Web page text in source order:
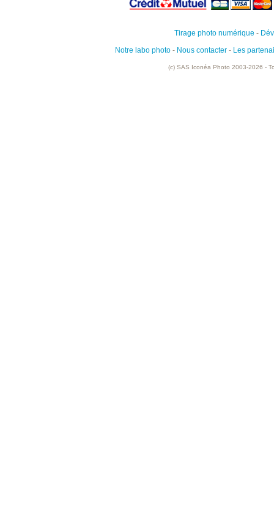
Tirage photo numérique -
Notre labo photo - Nous contacter - Les
(c) SAS Iconéa Photo 2003-2026 -